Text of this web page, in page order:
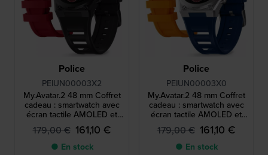
Police
PEIUN00003X2
My.Avatar.2 48 mm Coffret
cadeau : smartwatch avec
écran tactile AMOLED et
bracelet en silicone
supplémentaire
179,00 € 161,10 €
● En stock
Police
PEIUN00003X0
My.Avatar.2 48 mm Coffret
cadeau : smartwatch avec
écran tactile AMOLED et
bracelet en silicone
supplémentaire
179,00 € 161,10 €
● En stock